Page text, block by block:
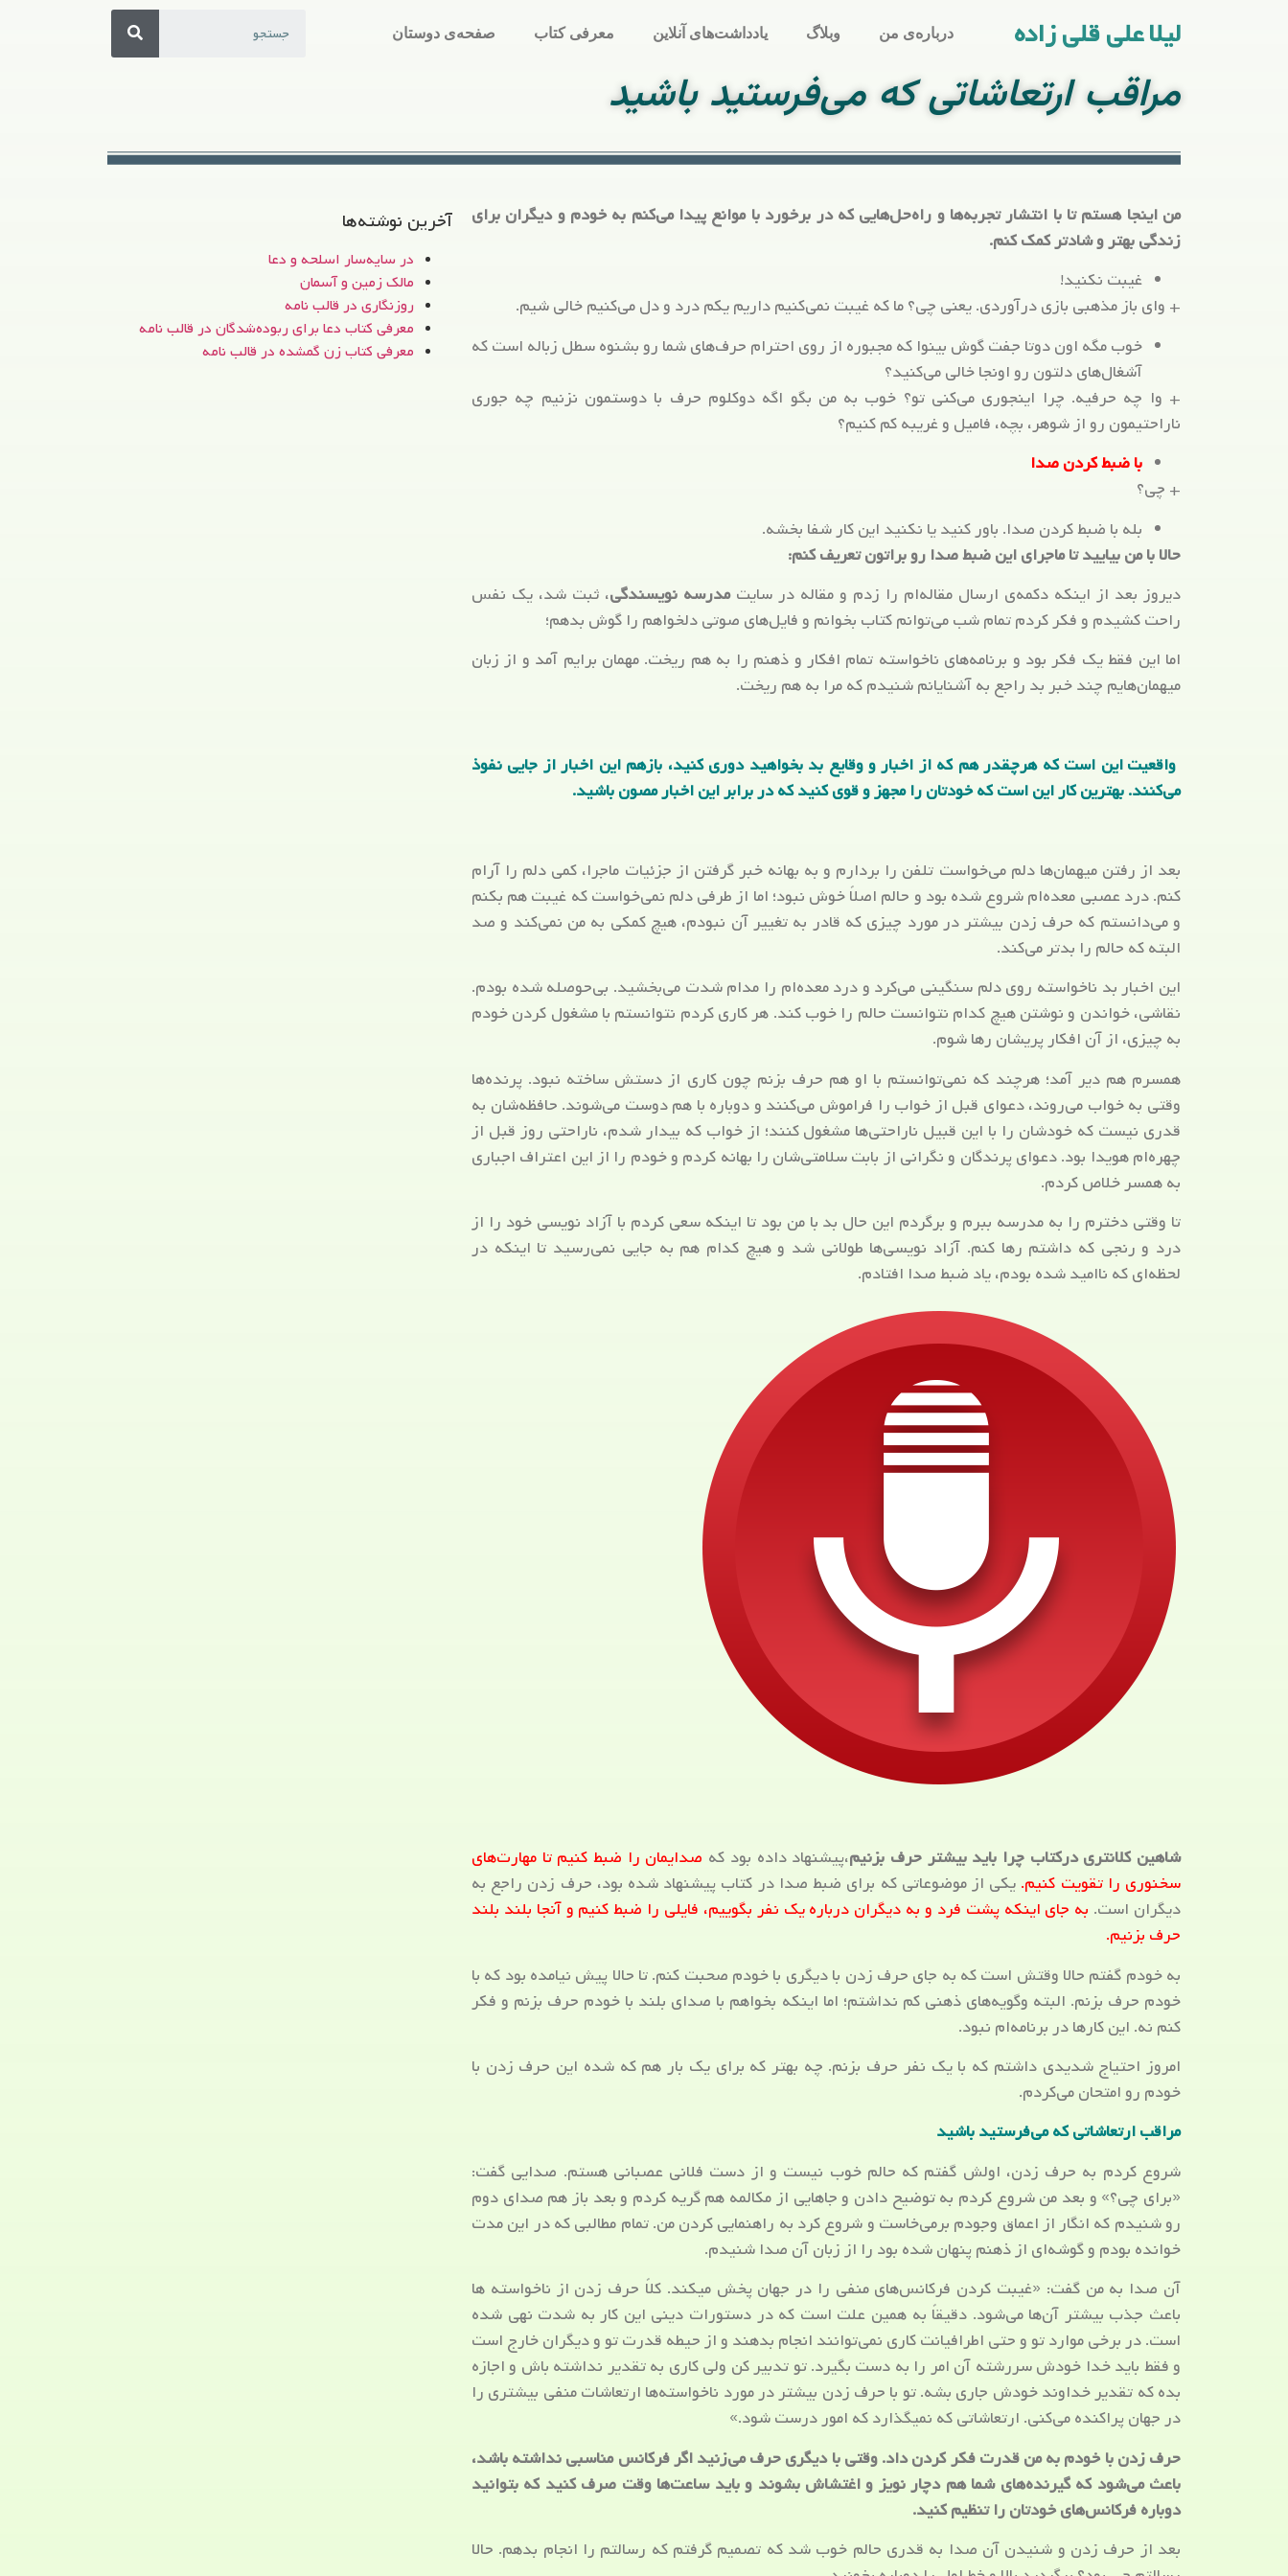
لیلا علی قلی زاده درباره‌ی من وبلاگ یادداشت‌های آنلاین معرفی کتاب صفحه‌ی دوستان
مراقب ارتعاشاتی که می‌فرستید باشید
من اینجا هستم تا با انتشار تجربه‌ها و راه‌حل‌هایی که در برخورد با موانع پیدا می‌کنم به خودم و دیگران برای
زندگی بهتر و شادتر کمک کنم.
غیبت نکنید!
+ وای باز مذهبی بازی درآوردی. یعنی چی؟ ما که غیبت نمی‌کنیم داریم یکم درد و دل می‌کنیم خالی شیم.
خوب مگه اون دوتا جفت گوش بینوا که مجبوره از روی احترام حرف‌های شما رو بشنوه سطل زباله است که
آشغال‌های دلتون رو اونجا خالی می‌کنید؟
+ وا چه حرفیه. چرا اینجوری می‌کنی تو؟ خوب به من بگو اگه دوکلوم حرف با دوستمون نزنیم چه جوری
ناراحتیمون رو از شوهر، بچه، فامیل و غریبه کم کنیم؟
با ضبط کردن صدا
+ چی؟
بله با ضبط کردن صدا. باور کنید یا نکنید این کار شفا بخشه.
حالا با من بیایید تا ماجرای این ضبط صدا رو براتون تعریف کنم:
دیروز بعد از اینکه دکمه‌ی ارسال مقاله‌ام را زدم و مقاله در سایتمدرسه نویسندگی، ثبت شد، یک نفس
راحت کشیدم و فکر کردم تمام شب می‌توانم کتاب بخوانم و فایل‌های صوتی دلخواهم را گوش بدهم؛
اما این فقط یک فکر بود و برنامه‌های ناخواسته تمام افکار و ذهنم را به هم ریخت. مهمان برایم آمد و از زبان
میهمان‌هایم چند خبر بد راجع به آشنایانم شنیدم که مرا به هم ریخت.
واقعیت این است که هرچقدر هم که از اخبار و وقایع بد بخواهید دوری کنید، بازهم این اخبار از جایی نفوذ
می‌کنند. بهترین کار این است که خودتان را مجهز و قوی کنید که در برابر این اخبار مصون باشید.
بعد از رفتن میهمان‌ها دلم می‌خواست تلفن را بردارم و به بهانه خبر گرفتن از جزئیات ماجرا، کمی دلم را آرام
کنم. درد عصبی معده‌ام شروع شده بود و حالم اصلاً خوش نبود؛ اما از طرفی دلم نمی‌خواست که غیبت هم بکنم
و می‌دانستم که حرف زدن بیشتر در مورد چیزی که قادر به تغییر آن نبودم، هیچ کمکی به من نمی‌کند و صد
البته که حالم را بدتر می‌کند.
این اخبار بد ناخواسته روی دلم سنگینی می‌کرد و درد معده‌ام را مدام شدت می‌بخشید. بی‌حوصله شده بودم.
نقاشی، خواندن و نوشتن هیچ کدام نتوانست حالم را خوب کند. هر کاری کردم نتوانستم با مشغول کردن خودم
به چیزی، از آن افکار پریشان رها شوم.
همسرم هم دیر آمد؛ هرچند که نمی‌توانستم با او هم حرف بزنم چون کاری از دستش ساخته نبود. پرنده‌ها
وقتی به خواب می‌روند، دعوای قبل از خواب را فراموش می‌کنند و دوباره با هم دوست می‌شوند. حافظه‌شان به
قدری نیست که خودشان را با این قبیل ناراحتی‌ها مشغول کنند؛ از خواب که بیدار شدم، ناراحتی روز قبل از
چهره‌ام هویدا بود. دعوای پرندگان و نگرانی از بابت سلامتی‌شان را بهانه کردم و خودم را از این اعتراف اجباری
به همسر خلاص کردم.
تا وقتی دخترم را به مدرسه ببرم و برگردم این حال بد با من بود تا اینکه سعی کردم با آزاد نویسی خود را از
درد و رنجی که داشتم رها کنم. آزاد نویسی‌ها طولانی شد و هیچ کدام هم به جایی نمی‌رسید تا اینکه در
لحظه‌ای که ناامید شده بودم، یاد ضبط صدا افتادم.
شاهین کلانتری درکتاب چرا باید بیشتر حرف بزنیم،پیشنهاد داده بود که صدایمان را ضبط کنیم تا مهارت‌های
سخنوری را تقویت کنیم. یکی از موضوعاتی که برای ضبط صدا در کتاب پیشنهاد شده بود، حرف زدن راجع به
دیگران است. به جای اینکه پشت فرد و به دیگران درباره یک نفر بگوییم، فایلی را ضبط کنیم و آنجا بلند بلند
حرف بزنیم.
به خودم گفتم حالا وقتش است که به جای حرف زدن با دیگری با خودم صحبت کنم. تا حالا پیش نیامده بود که با
خودم حرف بزنم. البته وگویه‌های ذهنی کم نداشتم؛ اما اینکه بخواهم با صدای بلند با خودم حرف بزنم و فکر
کنم نه. این کارها در برنامه‌ام نبود.
امروز احتیاج شدیدی داشتم که با یک نفر حرف بزنم. چه بهتر که برای یک بار هم که شده این حرف زدن با
خودم رو امتحان می‌کردم.
مراقب ارتعاشاتی که می‌فرستید باشید
شروع کردم به حرف زدن، اولش گفتم که حالم خوب نیست و از دست فلانی عصبانی هستم. صدایی گفت:
«برای چی؟» و بعد من شروع کردم به توضیح دادن و جاهایی از مکالمه هم گریه کردم و بعد باز هم صدای دوم
رو شنیدم که انگار از اعماق وجودم برمی‌خاست و شروع کرد به راهنمایی کردن من. تمام مطالبی که در این مدت
خوانده بودم و گوشه‌ای از ذهنم پنهان شده بود را از زبان آن صدا شنیدم.
آن صدا به من گفت: «غیبت کردن فرکانس‌های منفی را در جهان پخش میکند. کلاً حرف زدن از ناخواسته ها
باعث جذب بیشتر آن‌ها می‌شود. دقیقاً به همین علت است که در دستورات دینی این کار به شدت نهی شده
است. در برخی موارد تو و حتی اطرافیانت کاری نمی‌توانند انجام بدهند و از حیطه قدرت تو و دیگران خارج است
و فقط باید خدا خودش سر‌رشته آن امر را به دست بگیرد. تو تدبیر کن ولی کاری به تقدیر نداشته باش و اجازه
بده که تقدیر خداوند خودش جاری بشه. تو با حرف زدن بیشتر در مورد ناخواسته‌ها ارتعاشات منفی بیشتری را
در جهان پراکنده می‌کنی. ارتعاشاتی که نمیگذارد که امور درست شود.»
حرف زدن با خودم به من قدرت فکر کردن داد. وقتی با دیگری حرف می‌زنید اگر فرکانس مناسبی نداشته باشد،
باعث می‌شود که گیرنده‌های شما هم دچار نویز و اغتشاش بشوند و باید ساعت‌ها وقت صرف کنید که بتوانید
دوباره فرکانس‌های خودتان را تنظیم کنید.
بعد از حرف زدن و شنیدن آن صدا به قدری حالم خوب شد که تصمیم گرفتم که رسالتم را انجام بدهم. حالا
آخرین نوشته‌ها
در سایه‌سار اسلحه و دعا
مالک زمین و آسمان
روزنگاری در قالب نامه
معرفی کتاب دعا برای ربوده‌شدگان در قالب نامه
معرفی کتاب زن‌ گمشده در قالب نامه